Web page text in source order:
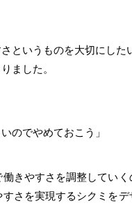
というものを大切にした
ました。
のでやめておこう」
きやすさを調整していく
さを実現するシクミをデ